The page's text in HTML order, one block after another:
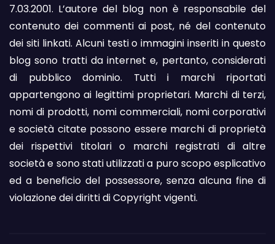
7.03.2001. L’autore del blog non è responsabile del
contenuto dei commenti ai post, né del contenuto
dei siti linkati. Alcuni testi o immagini inseriti in questo
blog sono tratti da internet e, pertanto, considerati
di pubblico dominio. Tutti i marchi riportati
appartengono ai legittimi proprietari. Marchi di terzi,
nomi di prodotti, nomi commerciali, nomi corporativi
e società citate possono essere marchi di proprietà
dei rispettivi titolari o marchi registrati di altre
società e sono stati utilizzati a puro scopo esplicativo
ed a beneficio del possessore, senza alcuna fine di
violazione dei diritti di Copyright vigenti.